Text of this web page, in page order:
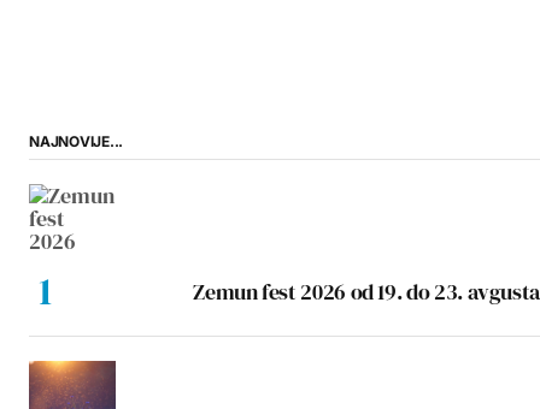
NAJNOVIJE...
Zemun fest 2026 od 19. do 23. avgusta